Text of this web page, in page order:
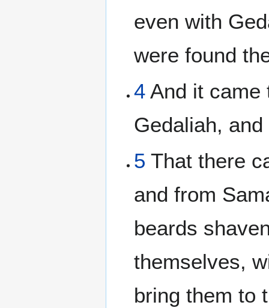
even with
were found
4 And it came
Gedaliah,
5 That there
and from
beards
themselves,
bring them to